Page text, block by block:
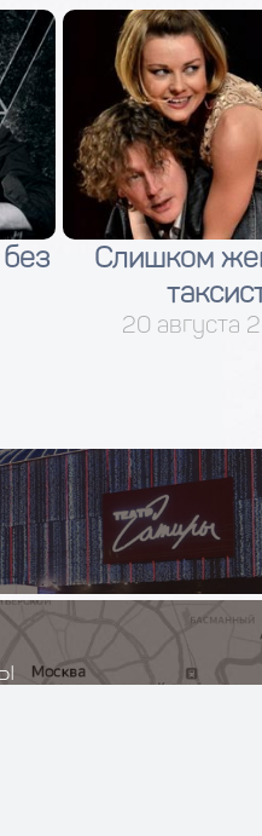
женатый
августа 2026